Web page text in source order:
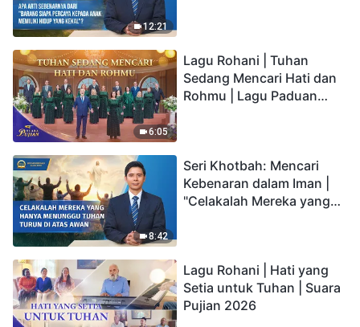
12:21
6:05
Lagu Rohani | Tuhan
Sedang Mencari Hati dan
Rohmu | Lagu Paduan
8:42
Seri Khotbah: Mencari
Kebenaran dalam Iman |
"Celakalah Mereka yang
Lagu Rohani | Hati yang
Setia untuk Tuhan | Suara
Pujian 2026